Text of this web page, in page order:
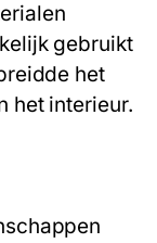
gebruikt
het
het interieur.